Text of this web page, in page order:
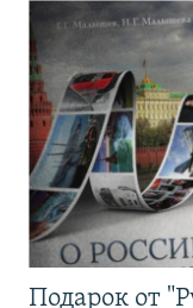
Подарок от